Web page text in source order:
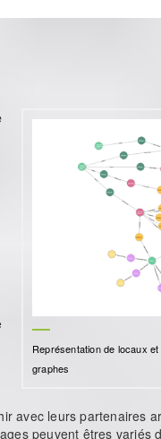
Représentation de locaux
graphes
avec leurs partenaires
peuvent êtres variés